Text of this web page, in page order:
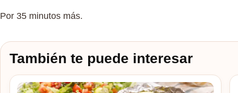
Por 35 minutos más.
También te puede interesar